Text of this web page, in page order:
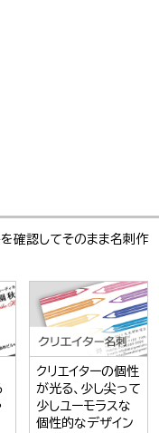
確認してそのまま名刺作
クリエイターの個性
が光る、少し尖って
少しユーモラスな
個性的なデザイン